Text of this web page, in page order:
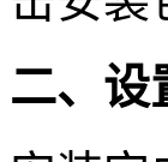
二、设